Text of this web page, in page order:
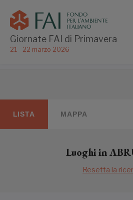
Giornate FAI di Primavera
21 - 22 marzo 2026
LISTA MAPPA
Luoghi in
Resetta la